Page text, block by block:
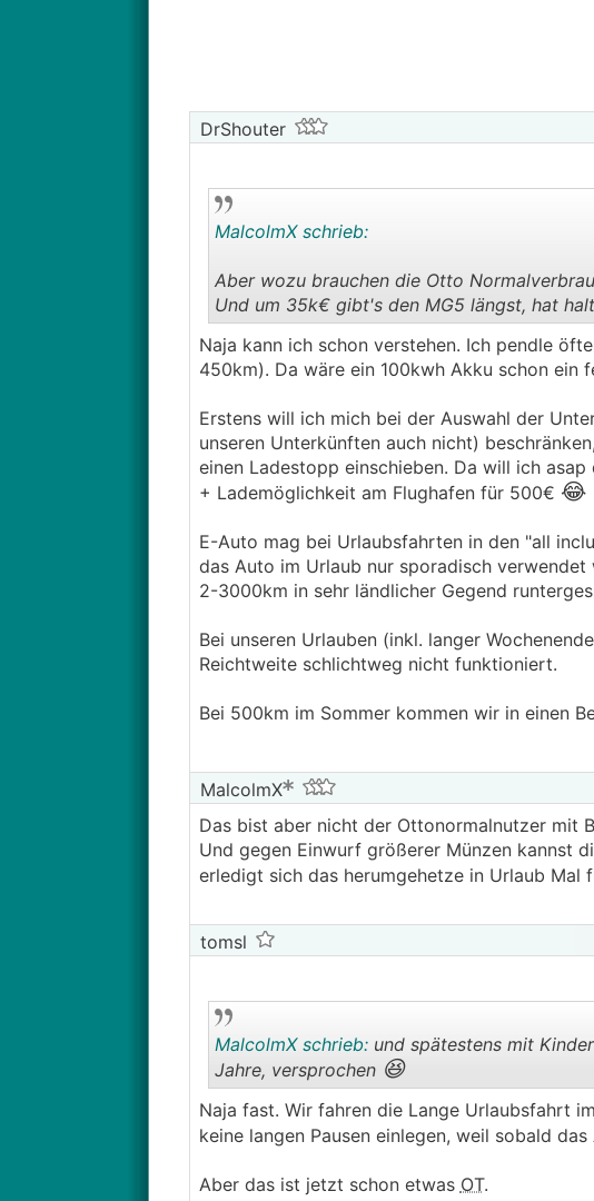
DrShouter
MalcolmX schrieb:
Aber wozu brauchen die Otto
Und um 35k€ gibt's den MG5 längst, hat
Naja kann ich schon verstehen. Ich pendle
450km). Da wäre ein 100kwh Akku schon ein
Erstens will ich mich bei der Auswahl der
unseren Unterkünften auch nicht)
einen Ladestopp einschieben. Da will ich
+ Lademöglichkeit am Flughafen für 500€ 😂
E-Auto mag bei Urlaubsfahrten in den "all
das Auto im Urlaub nur sporadisch
2-3000km in sehr ländlicher Gegend
Bei unseren Urlauben (inkl. langer
Reichtweite schlichtweg nicht funktioniert.
Bei 500km im Sommer kommen wir in einen
MalcolmX
Das bist aber nicht der Ottonormalnutzer mit
Und gegen Einwurf größerer Münzen kannst
erledigt sich das herumgehetze in Urlaub Mal
tomsl
MalcolmX schrieb:und spätestens mit
Jahre, versprochen 😆
Naja fast. Wir fahren die Lange Urlaubsfahrt
keine langen Pausen einlegen, weil sobald
Aber das ist jetzt schon etwas OT.